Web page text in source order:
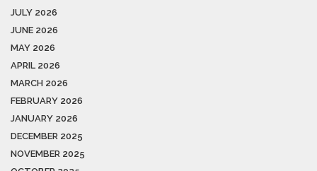
JULY 2026
JUNE 2026
MAY 2026
APRIL 2026
MARCH 2026
FEBRUARY 2026
JANUARY 2026
DECEMBER 2025
NOVEMBER 2025